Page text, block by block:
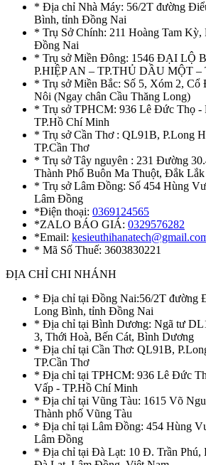
* Địa chỉ Nhà Máy: 56/2T đường
Bình, tỉnh Đồng Nai
* Trụ Sở Chính: 211 Hoàng Tam Kỳ,
Đồng Nai
* Trụ sở Miền Đông: 1546 ĐẠI LỘ
P.HIỆP AN – TP.THỦ DẦU MỘT
* Trụ sở Miền Bắc: Số 5, Xóm 2,
Nôi (Ngay chân Cầu Thăng Long)
* Trụ sở TPHCM: 936 Lê Đức Thọ -
TP.Hồ Chí Minh
* Trụ sở Cần Thơ : QL91B, P.Long
TP.Cần Thơ
* Trụ sở Tây nguyên : 231 Đường
Thành Phố Buôn Ma Thuột, Đắk Lắk
* Trụ sở Lâm Đồng: Số 454 Hùng
Lâm Đồng
*Điện thoại: 0369124565
*ZALO BÁO GIÁ: 0329576282
*Email:
* Mã Số Thuế: 3603830221
ĐỊA CHỈ CHI NHÁNH
* Địa chỉ tại Đồng Nai:56/2T đường
Long Bình, tỉnh Đồng Nai
* Địa chỉ tại Bình Dương: Ngã tư
3, Thới Hoà, Bến Cát, Bình Dương
* Địa chỉ tại Cần Thơ: QL91B,
TP.Cần Thơ
* Địa chỉ tại TPHCM: 936 Lê Đức
Vấp - TP.Hồ Chí Minh
* Địa chỉ tại Vũng Tàu: 1615 Võ
Thành phố Vũng Tàu
* Địa chỉ tại Lâm Đồng: 454 Hùng
Lâm Đồng
* Địa chỉ tại Đà Lạt: 10 Đ. Trần Phú,